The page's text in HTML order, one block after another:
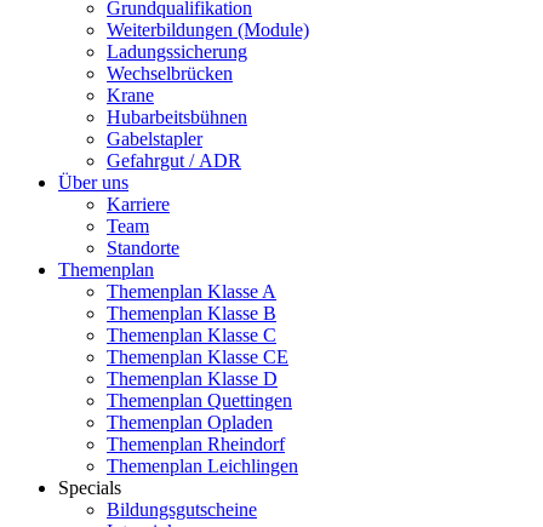
Grundqualifikation
Weiterbildungen (Module)
Ladungssicherung
Wechselbrücken
Krane
Hubarbeitsbühnen
Gabelstapler
Gefahrgut / ADR
Über uns
Karriere
Team
Standorte
Themenplan
Themenplan Klasse A
Themenplan Klasse B
Themenplan Klasse C
Themenplan Klasse CE
Themenplan Klasse D
Themenplan Quettingen
Themenplan Opladen
Themenplan Rheindorf
Themenplan Leichlingen
Specials
Bildungsgutscheine